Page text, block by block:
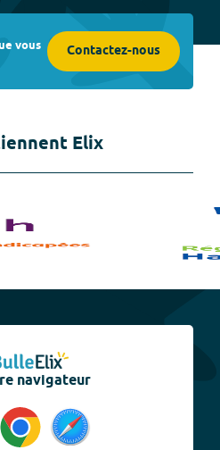
vous Contactez-nous
Elix
navigateur